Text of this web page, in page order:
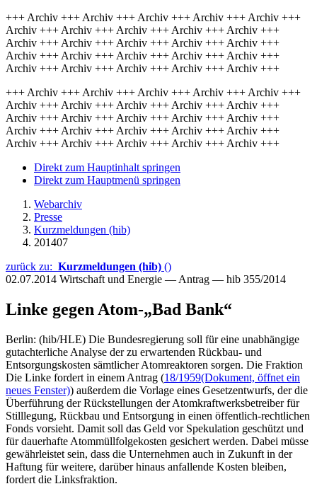
+++ Archiv +++ Archiv +++ Archiv +++ Archiv +++ Archiv +++
Archiv +++ Archiv +++ Archiv +++ Archiv +++ Archiv +++
Archiv +++ Archiv +++ Archiv +++ Archiv +++ Archiv +++
Archiv +++ Archiv +++ Archiv +++ Archiv +++ Archiv +++
Archiv +++ Archiv +++ Archiv +++ Archiv +++ Archiv +++
+++ Archiv +++ Archiv +++ Archiv +++ Archiv +++ Archiv +++
Archiv +++ Archiv +++ Archiv +++ Archiv +++ Archiv +++
Archiv +++ Archiv +++ Archiv +++ Archiv +++ Archiv +++
Archiv +++ Archiv +++ Archiv +++ Archiv +++ Archiv +++
Archiv +++ Archiv +++ Archiv +++ Archiv +++ Archiv +++
Direkt zum Hauptinhalt springen
Direkt zum Hauptmenü springen
Webarchiv
Presse
Kurzmeldungen (hib)
201407
zurück zu: Kurzmeldungen (hib) ()
02.07.2014 Wirtschaft und Energie — Antrag — hib 355/2014
Linke gegen Atom-„Bad Bank“
Berlin: (hib/HLE) Die Bundesregierung soll für eine unabhängige
gutachterliche Analyse der zu erwartenden Rückbau- und
Entsorgungskosten sämtlicher Atomreaktoren sorgen. Die Fraktion
Die Linke fordert in einem Antrag (18/1959(Dokument, öffnet ein
neues Fenster)) außerdem die Vorlage eines Gesetzentwurfs, der die
Überführung der Rückstellungen der Atomkraftwerksbetreiber für
Stilllegung, Rückbau und Entsorgung in einen öffentlich-rechtlichen
Fonds vorsieht. Damit soll das Geld vor Spekulation geschützt und
für dauerhafte Atommüllfolgekosten gesichert werden. Dabei müsse
gewährleistet sein, dass die Unternehmen auch in Zukunft in der
Haftung für weitere, darüber hinaus anfallende Kosten bleiben,
fordert die Linksfraktion.